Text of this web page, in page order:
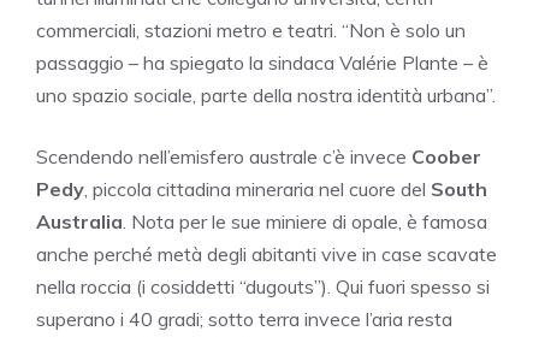
commerciali, stazioni metro e teatri. “Non è solo un
passaggio – ha spiegato la sindaca Valérie Plante – è
uno spazio sociale, parte della nostra identità urbana”.
Scendendo nell’emisfero australe c’è invece Coober
Pedy , piccola cittadina mineraria nel cuore del South
Australia . Nota per le sue miniere di opale, è famosa
anche perché metà degli abitanti vive in case scavate
nella roccia (i cosiddetti “dugouts”). Qui fuori spesso si
superano i 40 gradi; sotto terra invece l’aria resta